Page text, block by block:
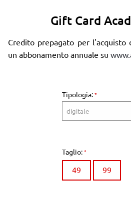
Gift Card
Credito prepagato per l'acquisto
un abbonamento annuale su
Tipologia:
Taglio:
49 99